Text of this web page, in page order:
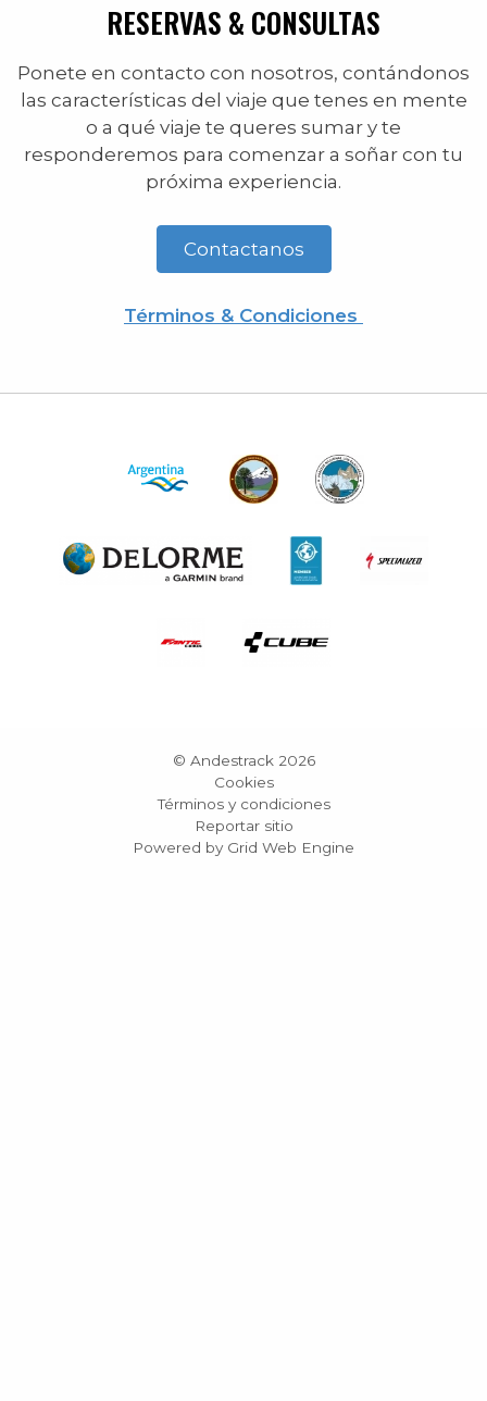
RESERVAS & CONSULTAS
Ponete en contacto con nosotros, contándonos
las características del viaje que tenes en mente
o a qué viaje te queres sumar y te
responderemos para comenzar a soñar con tu
próxima experiencia.
Contactanos
Términos & Condiciones
© Andestrack 2026
Cookies
Términos y condiciones
Reportar sitio
Powered by Grid Web Engine